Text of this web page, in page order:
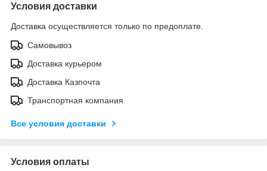
Условия доставки
Доставка осуществляется только по предоплате.
Самовывоз
Доставка курьером
Доставка Казпочта
Транспортная компания
Все условия доставки
Условия оплаты